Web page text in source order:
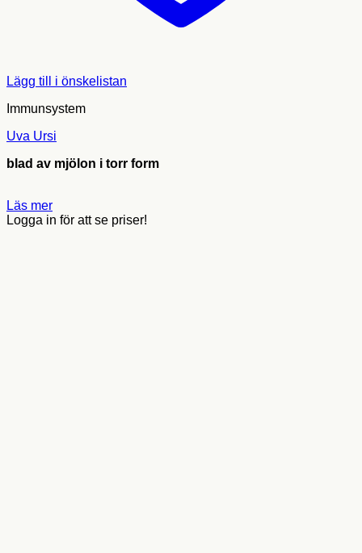
Lägg till i önskelistan
Immunsystem
Uva Ursi
blad av mjölon i torr form
Läs mer
Logga in för att se priser!